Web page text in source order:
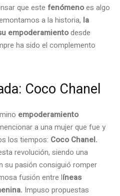
que este fenómenoes algo
a la historia, la
empoderamientodesde
ha sido el complemento
Coco Chanel
empoderamiento
a una mujer que fue y
los tiempos: Coco Chanel.
revolución, siendo una
su pasión consiguió romper
fusión entre líneas
Impuso propuestas